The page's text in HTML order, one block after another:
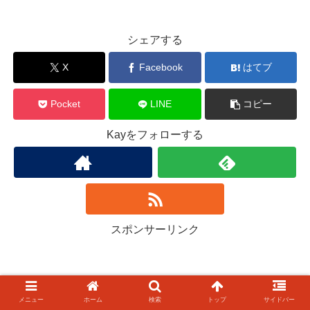
シェアする
X Facebook はてブ
Pocket LINE コピー
Kayをフォローする
スポンサーリンク
メニュー ホーム 検索 トップ サイドバー